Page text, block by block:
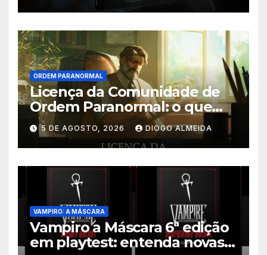
ORDEM PARANORMAL
Licença da Comunidade de
Ordem Paranormal: o que
muda nos direitos autorais
5 DE AGOSTO, 2026 DIOGO ALMEIDA
VAMPIRO: A MÁSCARA
Vampiro a Máscara 6ª edição
em playtest: entenda novas